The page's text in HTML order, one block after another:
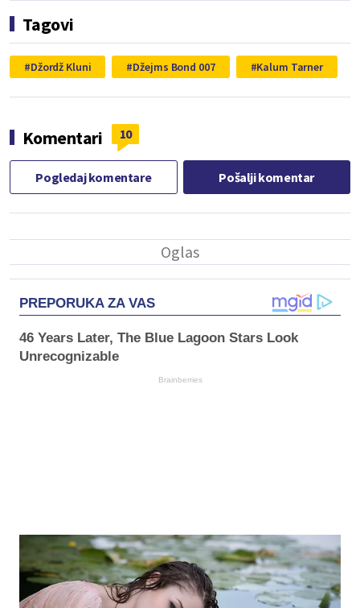
Tagovi
Džordž Kluni Džejms Bond 007 Kalum Tarner
Komentari 10
Pogledaj komentare Pošalji komentar
PREPORUKA ZA VAS
46 Years Later, The Blue Lagoon Stars Look
Unrecognizable
Brainberries